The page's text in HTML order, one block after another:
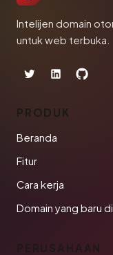
Intelijen domain
untuk web terbuka.
PRODUK
Beranda
Fitur
Cara kerja
Domain yang baru
PERUSAHAAN